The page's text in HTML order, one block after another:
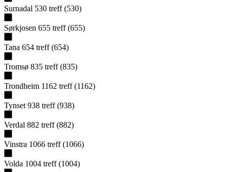
Surnadal 530 treff (530)
Sørkjosen 655 treff (655)
Tana 654 treff (654)
Tromsø 835 treff (835)
Trondheim 1162 treff (1162)
Tynset 938 treff (938)
Verdal 882 treff (882)
Vinstra 1066 treff (1066)
Volda 1004 treff (1004)